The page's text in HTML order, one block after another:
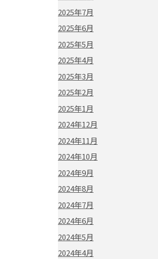
2025年7月
2025年6月
2025年5月
2025年4月
2025年3月
2025年2月
2025年1月
2024年12月
2024年11月
2024年10月
2024年9月
2024年8月
2024年7月
2024年6月
2024年5月
2024年4月